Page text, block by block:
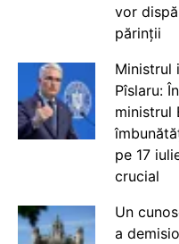
vor
părinții
Ministrul
Pîslaru:
ministrul
pe 17
crucial
Un
a